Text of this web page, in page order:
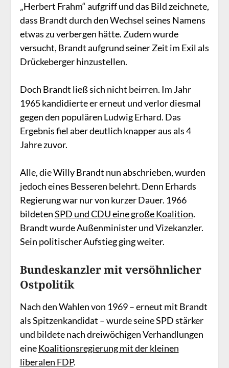
„Herbert Frahm“ aufgriff und das Bild zeichnete,
dass Brandt durch den Wechsel seines Namens
etwas zu verbergen hätte. Zudem wurde
versucht, Brandt aufgrund seiner Zeit im Exil als
Drückeberger hinzustellen.
Doch Brandt ließ sich nicht beirren. Im Jahr
1965 kandidierte er erneut und verlor diesmal
gegen den populären Ludwig Erhard. Das
Ergebnis fiel aber deutlich knapper aus als 4
Jahre zuvor.
Alle, die Willy Brandt nun abschrieben, wurden
jedoch eines Besseren belehrt. Denn Erhards
Regierung war nur von kurzer Dauer. 1966
bildetenSPD und CDU eine große Koalition.
Brandt wurde Außenminister und Vizekanzler.
Sein politischer Aufstieg ging weiter.
Bundeskanzler mit versöhnlicher
Ostpolitik
Nach den Wahlen von 1969 – erneut mit Brandt
als Spitzenkandidat – wurde seine SPD stärker
und bildete nach dreiwöchigen Verhandlungen
eineKoalitionsregierung mit der kleinen
liberalen FDP.